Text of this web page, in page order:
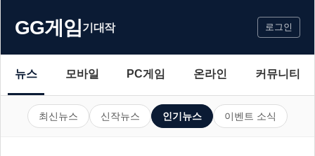
GG게임기대작 로그인
뉴스 모바일 PC게임 온라인 커뮤니티
최신뉴스 신작뉴스 인기뉴스 이벤트 소식